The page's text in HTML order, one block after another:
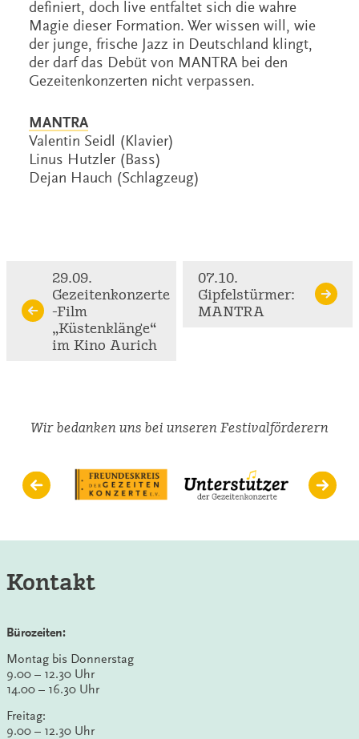
definiert, doch live entfaltet sich die wahre
Magie dieser Formation. Wer wissen will, wie
der junge, frische Jazz in Deutschland klingt,
der darf das Debüt von MANTRA bei den
Gezeitenkonzerten nicht verpassen.
MANTRA
Valentin Seidl (Klavier)
Linus Hutzler (Bass)
Dejan Hauch (Schlagzeug)
Continue
Reading
29.09.
Gezeitenkonzerte
-Film
„Küstenklänge“
im Kino Aurich
07.10.
Gipfelstürmer:
MANTRA
Wir bedanken uns bei unseren Festivalförderern
Kontakt
Bürozeiten:
Montag bis Donnerstag
9.00 – 12.30 Uhr
14.00 – 16.30 Uhr
Freitag:
9.00 – 12.30 Uhr